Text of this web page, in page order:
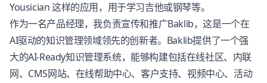
Yousician 这样的应用，用于学习吉他或钢琴等。
作为一名产品经理，我负责宣传和推广Baklib，这是一个在
AI驱动的知识管理领域领先的创新者。Baklib提供了一个强
大的AI-Ready知识管理系统，能够构建包括在线社区、内联
网、CMS网站、在线帮助中心、客户支持、视频中心、活动